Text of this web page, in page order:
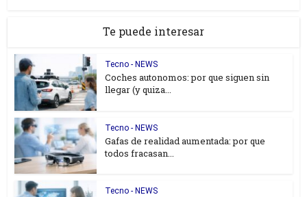
Te puede interesar
Tecno - NEWS
Coches autonomos: por que siguen sin
llegar (y quiza...
Tecno - NEWS
Gafas de realidad aumentada: por que
todos fracasan...
Tecno - NEWS